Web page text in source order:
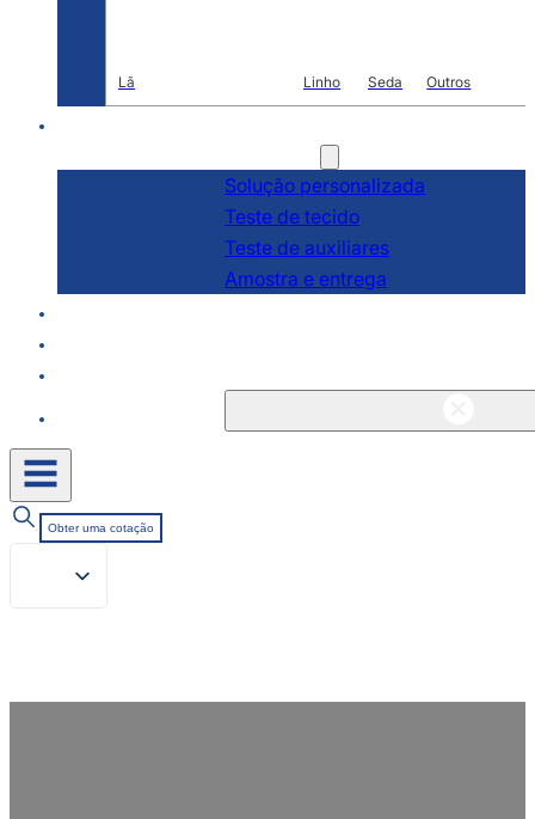
Lã Linho Seda Outros
Solução personalizada
Teste de tecido
Teste de auxiliares
Amostra e entrega
Obter uma cotação